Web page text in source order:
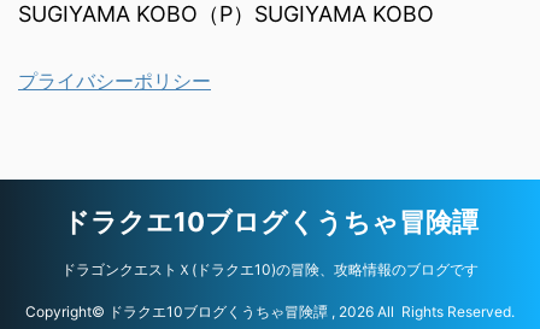
SUGIYAMA KOBO（P）SUGIYAMA KOBO
プライバシーポリシー
ドラクエ10ブログくうちゃ冒険譚
ドラゴンクエストＸ(ドラクエ10)の冒険、攻略情報のブログです
Copyright© ドラクエ10ブログくうちゃ冒険譚 , 2026 All Rights Reserved.